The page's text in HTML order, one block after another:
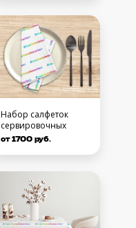
Набор салфеток
сервировочных
от 1700 руб.